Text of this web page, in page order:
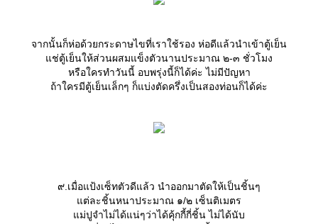
จากนั้นก็ห่อด้วยกระดาษไขที่เราใช้รอง ห่อดีแล้วนำเข้าตู้เย็น
ช่ตู้เย็นให้ส่วนผสมแข็งตัวนานประมาณ ๒-๓ ชั่วโมง
หรือใครทำวันนี้ อบพรุ่งนี้ก็ได้ค่ะ ไม่มีปัญหา
ถ้าใครมีตู้เย็นเล็กๆ ก็แบ่งตัดครึ่งเป็นสองท่อนก็ได้ค่ะ
๙.เมื่อแป้งเซ็ทตัวดีแล้ว นำออกมาตัดให้เป็นชิ้นๆ
ต่ละชิ้นหนาประมาณ ๑/๒ เซ็นติเมตร
ม่ปูจำไม่ได้แน่ๆว่าได้คุ้กกี้กี่ชิ้น ไม่ได้นับ